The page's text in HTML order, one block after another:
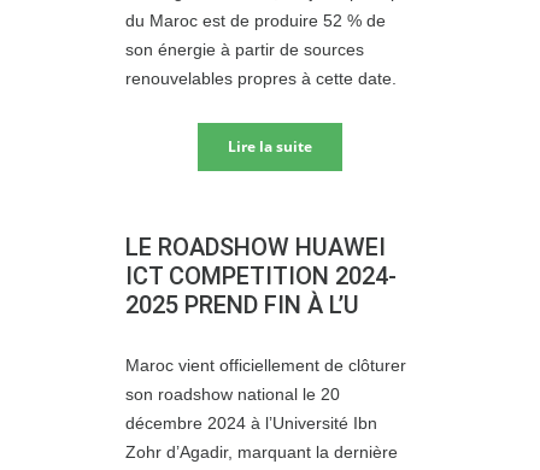
du Maroc est de produire 52 % de
son énergie à partir de sources
renouvelables propres à cette date.
Lire la suite
LE ROADSHOW HUAWEI
ICT COMPETITION 2024-
2025 PREND FIN À L’U
Maroc vient officiellement de clôturer
son roadshow national le 20
décembre 2024 à l’Université Ibn
Zohr d’Agadir, marquant la dernière